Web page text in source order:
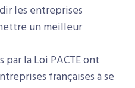
les entreprises
un meilleur
la Loi PACTE ont
françaises à se